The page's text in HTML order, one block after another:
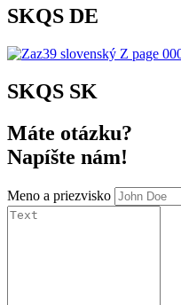
SKQS DE
SKQS SK
Máte otázku?
Napíšte nám!
Meno a priezvisko